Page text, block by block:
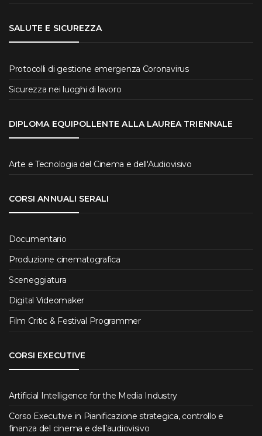
SALUTE E SICUREZZA
Protocolli di gestione emergenza Coronavirus
Sicurezza nei luoghi di lavoro
DIPLOMA EQUIPOLLENTE ALLA LAUREA TRIENNALE
Arte e Tecnologia del Cinema e dell'Audiovisivo
CORSI ANNUALI SERALI
Documentario
Produzione cinematografica
Sceneggiatura
Digital Videomaker
Film Critic & Festival Programmer
CORSI EXECUTIVE
Artificial Intelligence for the Media Industry
Corso Executive in Pianificazione strategica, controllo e
finanza del cinema e dell’audiovisivo